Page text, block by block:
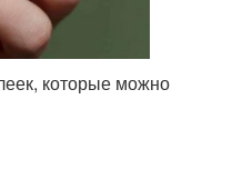
которые можно